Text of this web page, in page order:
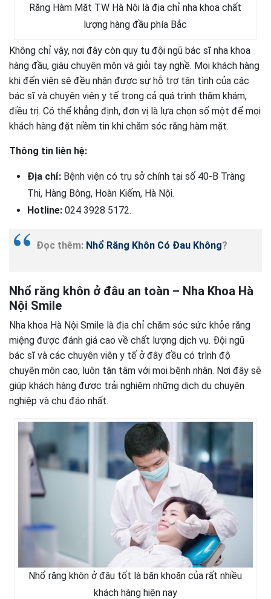
Răng Hàm Mặt TW Hà Nội là địa chỉ nha khoa chất
lượng hàng đầu phía Bắc
Không chỉ vậy, nơi đây còn quy tụ đội ngũ bác sĩ nha khoa
hàng đầu, giàu chuyên môn và giỏi tay nghề. Mọi khách hàng
khi đến viện sẽ đều nhận được sự hỗ trợ tận tình của các
bác sĩ và chuyên viên y tế trong cả quá trình thăm khám,
điều trị. Có thể khẳng định, đơn vị là lựa chọn số một để mọi
khách hàng đặt niềm tin khi chăm sóc răng hàm mặt.
Thông tin liên hệ:
Địa chỉ: Bệnh viện có trụ sở chính tại số 40-B Tràng
Thi, Hàng Bông, Hoàn Kiếm, Hà Nội.
Hotline: 024 3928 5172.
Đọc thêm: Nhổ Răng Khôn Có Đau Không?
Nhổ răng khôn ở đâu an toàn – Nha Khoa Hà
Nội Smile
Nha khoa Hà Nội Smile là địa chỉ chăm sóc sức khỏe răng
miệng được đánh giá cao về chất lượng dịch vụ. Đội ngũ
bác sĩ và các chuyên viên y tế ở đây đều có trình độ
chuyên môn cao, luôn tận tâm với mọi bệnh nhân. Nơi đây sẽ
giúp khách hàng được trải nghiệm những dịch dụ chuyên
nghiệp và chu đáo nhất.
Nhổ răng khôn ở đâu tốt là băn khoăn của rất nhiều
khách hàng hiện nay